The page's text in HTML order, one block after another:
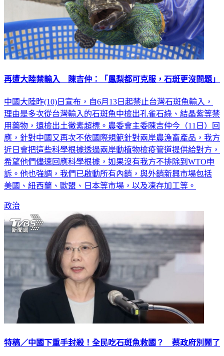
再遭大陸禁輸入 陳吉仲：「鳳梨都可克服，石斑更沒問題」
中國大陸昨(10)日宣布，自6月13日起禁止台灣石斑魚輸入，
理由是多次從台灣輸入的石斑魚中檢出孔雀石綠、結晶紫等禁
用藥物，還檢出土黴素超標。農委會主委陳吉仲今（11日）回
應，針對中國又再次不依國際規範針對兩岸農漁畜產品，我方
近日會把這些科學根據透過兩岸動植物檢疫管道提供給對方，
希望他們儘速回應科學根據，如果沒有我方不排除到WTO申
訴。他也強調，我們已啟動所有內銷，與外銷新興市場包括
美國、紐西蘭、歐盟、日本等市場，以及凍存加工等。
政治
特稿／中國下重手封殺！全民吃石斑魚救國？ 蔡政府別鬧了